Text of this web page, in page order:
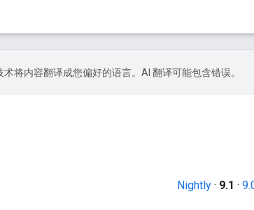
术将内容翻译成您偏好的语言。AI 翻译可能包含错误。
Nightly · 9.1 ·